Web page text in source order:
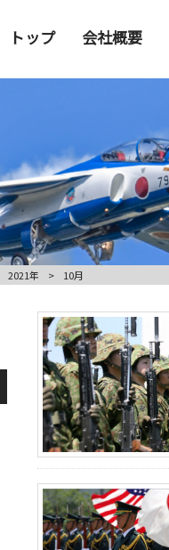
トップ 会社概要
2021年 > 10月